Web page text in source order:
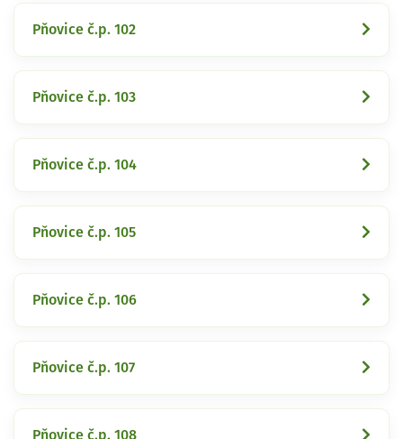
Pňovice č.p. 102
Pňovice č.p. 103
Pňovice č.p. 104
Pňovice č.p. 105
Pňovice č.p. 106
Pňovice č.p. 107
Pňovice č.p. 108